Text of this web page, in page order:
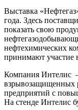
Выставка
года. Здесь
показать свою
нефтехимических
принимают участие
Компания Интелис
взрывозащищенных
предприятий с
На стенде Интелис